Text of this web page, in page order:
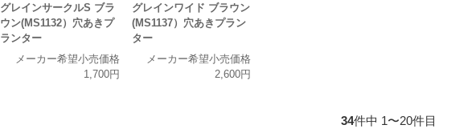
グレインサークルS ブラ
ウン(MS1132）穴あきプ
ランター
メーカー希望小売価格
1,700円
グレインワイド ブラウン
(MS1137）穴あきプラン
ター
メーカー希望小売価格
2,600円
34件中 1〜20件目